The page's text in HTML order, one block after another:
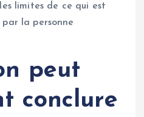
limites de ce qui est
la personne
peut
conclure